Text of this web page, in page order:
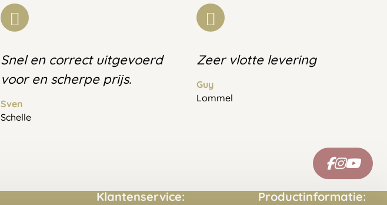
Snel en correct uitgevoerd
voor en scherpe prijs.
Sven
Schelle
Zeer vlotte levering
Guy
Lommel
Klantenservice: Productinformatie: